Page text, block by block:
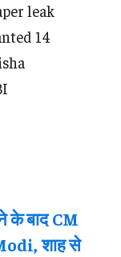
leak
14
के बाद CM
शाह से